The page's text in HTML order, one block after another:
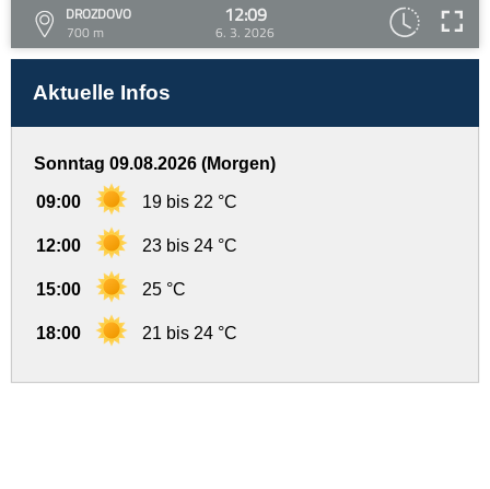
DROZDOVO
700 m
12:09
6. 3. 2026
Aktuelle Infos
Sonntag 09.08.2026 (Morgen)
09:00 19 bis 22 °C
12:00 23 bis 24 °C
15:00 25 °C
18:00 21 bis 24 °C